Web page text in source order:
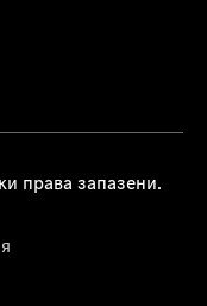
права запазени.